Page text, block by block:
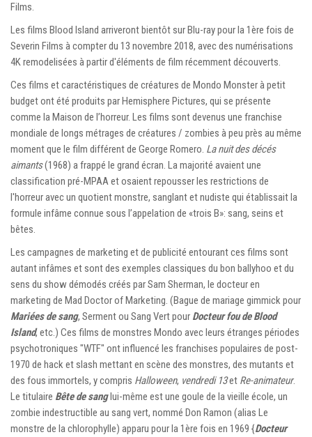
Films.
Les films Blood Island arriveront bientôt sur Blu-ray pour la 1ère fois de
Severin Films à compter du 13 novembre 2018, avec des numérisations
4K remodelisées à partir d'éléments de film récemment découverts.
Ces films et caractéristiques de créatures de Mondo Monster à petit
budget ont été produits par Hemisphere Pictures, qui se présente
comme la Maison de l’horreur. Les films sont devenus une franchise
mondiale de longs métrages de créatures / zombies à peu près au même
moment que le film différent de George Romero. La nuit des décés
aimants(1968) a frappé le grand écran. La majorité avaient une
classification pré-MPAA et osaient repousser les restrictions de
l'horreur avec un quotient monstre, sanglant et nudiste qui établissait la
formule infâme connue sous l’appelation de «trois B»: sang, seins et
bêtes.
Les campagnes de marketing et de publicité entourant ces films sont
autant infâmes et sont des exemples classiques du bon ballyhoo et du
sens du show démodés créés par Sam Sherman, le docteur en
marketing de Mad Doctor of Marketing. (Bague de mariage gimmick pour
Mariées de sang, Serment ou Sang Vert pour Docteur fou de Blood
Island, etc.) Ces films de monstres Mondo avec leurs étranges périodes
psychotroniques "WTF" ont influencé les franchises populaires de post-
1970 de hack et slash mettant en scène des monstres, des mutants et
des fous immortels, y compris Halloween, vendredi 13et Re-animateur.
Le titulaire Bête de sanglui-même est une goule de la vieille école, un
zombie indestructible au sang vert, nommé Don Ramon (alias Le
monstre de la chlorophylle) apparu pour la 1ère fois en 1969 {Docteur